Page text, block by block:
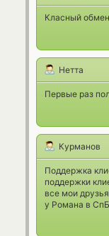
Класный
Нетта
Первые раз
Курманов
Поддержка
поддержки
все мои
у Романа в